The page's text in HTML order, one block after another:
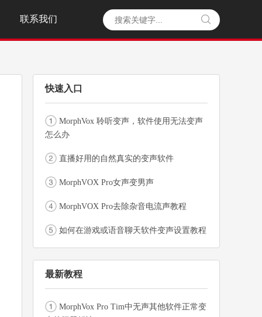

联系我们
快速入口
MorphVox 聆听变声，软件使用无法变声
怎么办
直播好用的自然真实的变声软件
MorphVOX Pro女声变男声
MorphVOX Pro去除杂音电流声教程
如何在游戏或语音聊天软件变声设置教程
最新教程
MorphVox Pro Tim中无声其他软件正常变